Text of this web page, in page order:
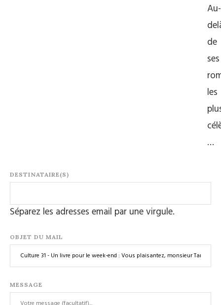
Au-
de
ses
les
…
DESTINATAIRE(S)
Séparez les adresses email par une virgule.
OBJET DU MAIL
MESSAGE